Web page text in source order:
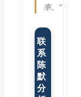
率。”
联
系
陈
默
分